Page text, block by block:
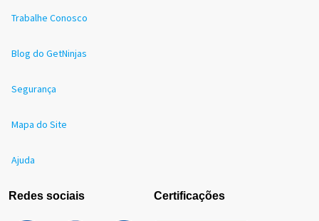
Trabalhe Conosco
Blog do GetNinjas
Segurança
Mapa do Site
Ajuda
Redes sociais Certificações